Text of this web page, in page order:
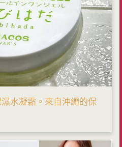
水凝霜。來自沖繩的保